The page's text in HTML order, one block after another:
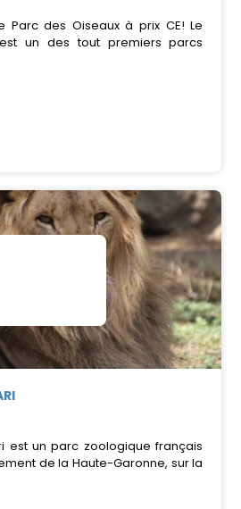
Parc des Oiseaux à prix CE! Le
un des tout premiers parcs
est un parc zoologique français
de la Haute-Garonne, sur la